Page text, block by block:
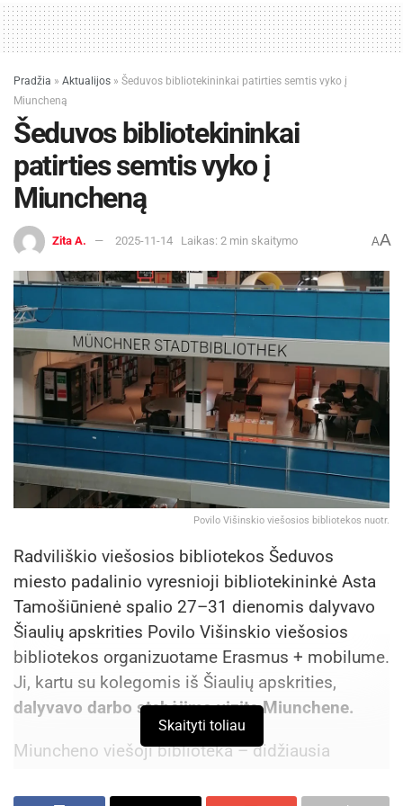
Pradžia » Aktualijos » Šeduvos bibliotekininkai patirties semtis vyko į
Miuncheną
Šeduvos bibliotekininkai
patirties semtis vyko į
Miuncheną
Zita A. 2025-11-14 Laikas: 2 min skaitymo AA
Povilo Višinskio viešosios bibliotekos nuotr.
Radviliškio viešosios bibliotekos Šeduvos
miesto padalinio vyresnioji bibliotekininkė Asta
Tamošiūnienė spalio 27–31 dienomis dalyvavo
Šiaulių apskrities Povilo Višinskio viešosios
bibliotekos organizuotame Erasmus + mobilume.
Ji, kartu su kolegomis iš Šiaulių apskrities,
dalyvavo darbo stebėjimo vizite Miunchene.
Miuncheno viešoji biblioteka – didžiausia
turinti 24 padalinius, 5 bibliobusus, 5 bibliotekas
Skaityti toliau